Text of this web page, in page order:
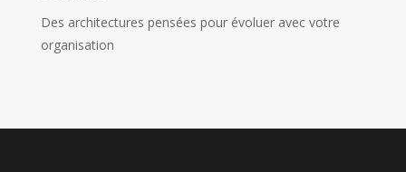
Des architectures pensées pour évoluer avec votre
organisation